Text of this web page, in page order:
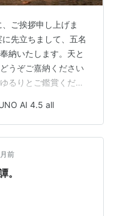
ご挨拶申し上げま
先立ちまして、五名
納いたします。天と
うぞご嘉納ください
るりとご鑑賞くださ
い雲 山裾に降り た
ふわり 揺れる 遠い 遠
うと 語れ 果てしな
時も 過ぎてしまえ
夜空の真砂の星の 瞬
AI 4.5 all
前
。